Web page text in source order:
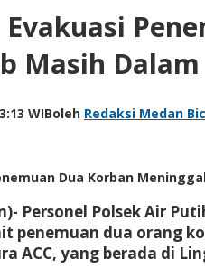
Masih
WIBoleh Redaksi Medan
Dua Korban
Personel Polsek Air
penemuan dua orang
ACC, yang berada di